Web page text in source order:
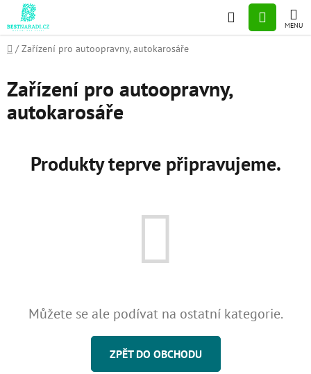
obsah
Hledat
Domů
/ Zařízení pro autoopravny, autokarosáře
Zařízení pro autoopravny,
autokarosáře
Produkty teprve připravujeme.
Můžete se ale podívat na ostatní kategorie.
ZPĚT DO OBCHODU